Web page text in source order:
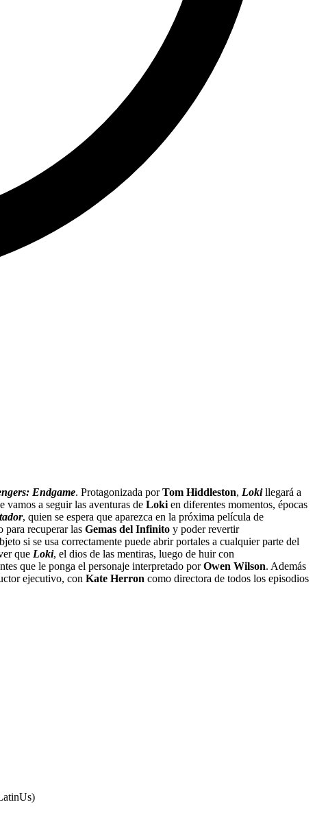
Endgame. Protagonizada porTom Hiddleston, Lokillegará a
vamos a seguir las aventuras de Loki en diferentes momentos, épocas
, quien se espera que aparezca en la próxima película de
para recuperar las Gemas del Infinito y poder revertir
si se usa correctamente puede abrir portales a cualquier parte del
que Loki, el dios de las mentiras, luego de huir con
que le ponga el personaje interpretado porOwen Wilson. Además
ejecutivo, con Kate Herron como directora de todos los episodios
LatinUs)